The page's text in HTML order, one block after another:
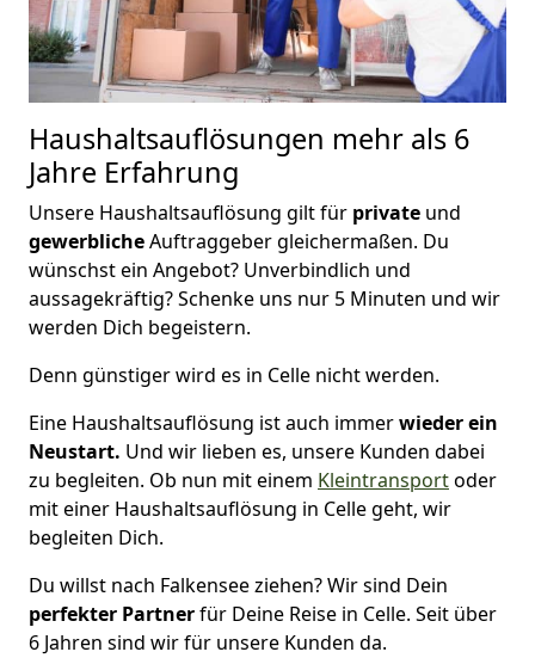
Haushaltsauflösungen mehr als 6
Jahre Erfahrung
Unsere Haushaltsauflösung gilt für private und
gewerblicheAuftraggeber gleichermaßen. Du
wünschst ein Angebot? Unverbindlich und
aussagekräftig? Schenke uns nur 5 Minuten und wir
werden Dich begeistern.
Denn günstiger wird es in Celle nicht werden.
Eine Haushaltsauflösung ist auch immerwieder ein
Neustart. Und wir lieben es, unsere Kunden dabei
zu begleiten. Ob nun mit einem Kleintransportoder
mit einer Haushaltsauflösung in Celle geht, wir
begleiten Dich.
Du willst nach Falkensee ziehen? Wir sind Dein
perfekter Partnerfür Deine Reise in Celle. Seit über
6 Jahren sind wir für unsere Kunden da.